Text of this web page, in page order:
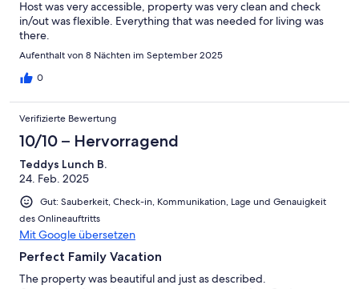
Host was very accessible, property was very clean and check
in/out was flexible. Everything that was needed for living was
there.
Aufenthalt von 8 Nächten im September 2025
0
Verifizierte Bewertung
10/10 – Hervorragend
Teddys Lunch B.
24. Feb. 2025
Gut: Sauberkeit, Check-in, Kommunikation, Lage und Genauigkeit
des Onlineauftritts
Mit Google übersetzen
Perfect Family Vacation
The property was beautiful and just as described.